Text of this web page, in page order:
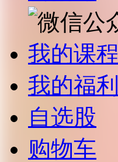
我的课程
我的福利
自选股
购物车